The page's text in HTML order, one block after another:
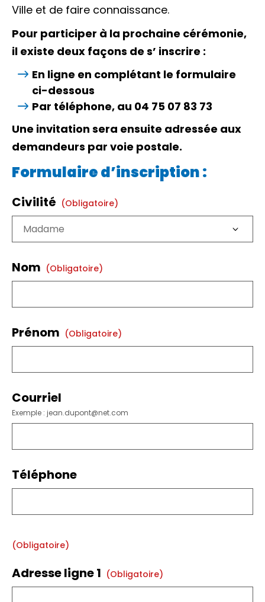
Ville et de faire connaissance.
Pour participer à la prochaine cérémonie,
il existe deux façons de s’ inscrire :
En ligne en complétant le formulaire
ci-dessous
Par téléphone, au 04 75 07 83 73
Une invitation sera ensuite adressée aux
demandeurs par voie postale.
Formulaire d’inscription :
Civilité (obligatoire)
Nom (obligatoire)
Prénom (obligatoire)
Courriel
Exemple : jean.dupont@net.com
Téléphone
(obligatoire)
Adresse ligne 1 (obligatoire)